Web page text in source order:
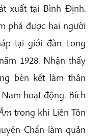
xuất tại Bình Định.
phá được hai người
tại giới đàn Long
1928. Nhận thấy
bèn kết làm thân
hoạt động. Bích
trong khi Liên Tôn
Chấn làm quản